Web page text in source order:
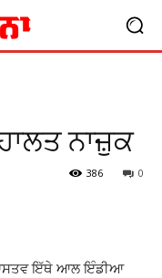
ਨਾਜ਼ੁਕ
0
386
ਇੱਥੇ ਆਲ ਇੰਡੀਆ